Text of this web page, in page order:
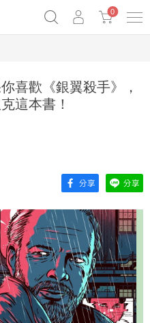
0
喜歡《銀翼殺手》，
這本書！